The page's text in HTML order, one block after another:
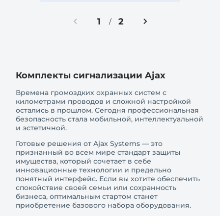
1 / 2
Комплекты сигнализации Ajax
Времена громоздких охранных систем с
километрами проводов и сложной настройкой
остались в прошлом. Сегодня профессиональная
безопасность стала мобильной, интеллектуальной
и эстетичной.
Готовые решения от Ajax Systems — это
признанный во всем мире стандарт защиты
имущества, который сочетает в себе
инновационные технологии и предельно
понятный интерфейс. Если вы хотите обеспечить
спокойствие своей семьи или сохранность
бизнеса, оптимальным стартом станет
приобретение базового набора оборудования.